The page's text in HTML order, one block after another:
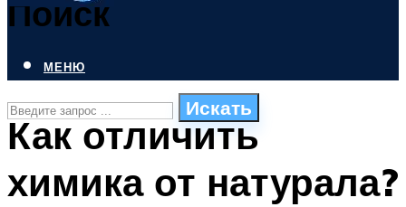
Поиск
Искать
ПЛАВАНЬЕ ДЛЯ ДЕТЕЙ
МЕНЮ
Как отличить
химика от натурала?